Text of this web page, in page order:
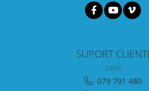
SUPORT CLIENTI
24/24
079 791 480